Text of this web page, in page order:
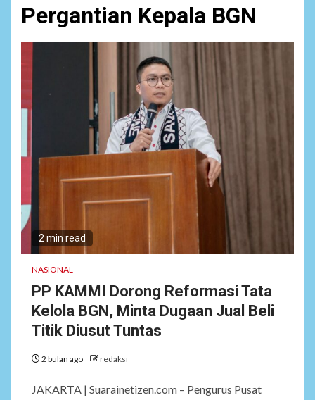
Pergantian Kepala BGN
2 min read
NASIONAL
PP KAMMI Dorong Reformasi Tata
Kelola BGN, Minta Dugaan Jual Beli
Titik Diusut Tuntas
2 bulan ago redaksi
JAKARTA | Suarainetizen.com – Pengurus Pusat
Pemprov Banten Diduga
Kelola Tenaga Ahli Fiktif,
Andra Soni Diminta
Ngomong
7
NEWS
Wasekbid PB HMI:
Keberhasilan Koperasi
Tegaknya Pasal 33 UUD
Prabowo